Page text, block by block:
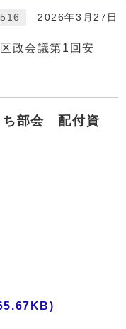
2026年3月27日
政会議第1回安
ち部会 配付資